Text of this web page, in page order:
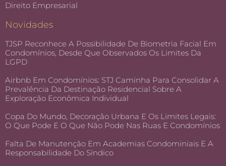
Direito Empresarial
Novidades
TJSP Reconhece A Possibilidade De Biometria Facial Em
Condomínios, Desde Que Observados Os Limites Da
LGPD
Airbnb Em Condomínios: STJ Caminha Para Consolidar A
Prevalência Da Destinação Residencial Sobre A
Exploração Econômica Individual
Copa Do Mundo, Decoração Urbana E Os Limites Legais:
O Que Pode E O Que Não Pode Nas Ruas E Condomínios
Falta De Manutenção Em Academias Condominiais E A
Responsabilidade Do Síndico